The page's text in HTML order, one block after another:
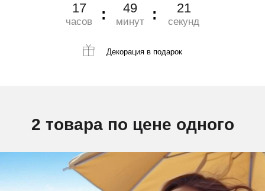
17
часов
49
минут
20
секунд
Декорация в подарок
2 товара по цене одного